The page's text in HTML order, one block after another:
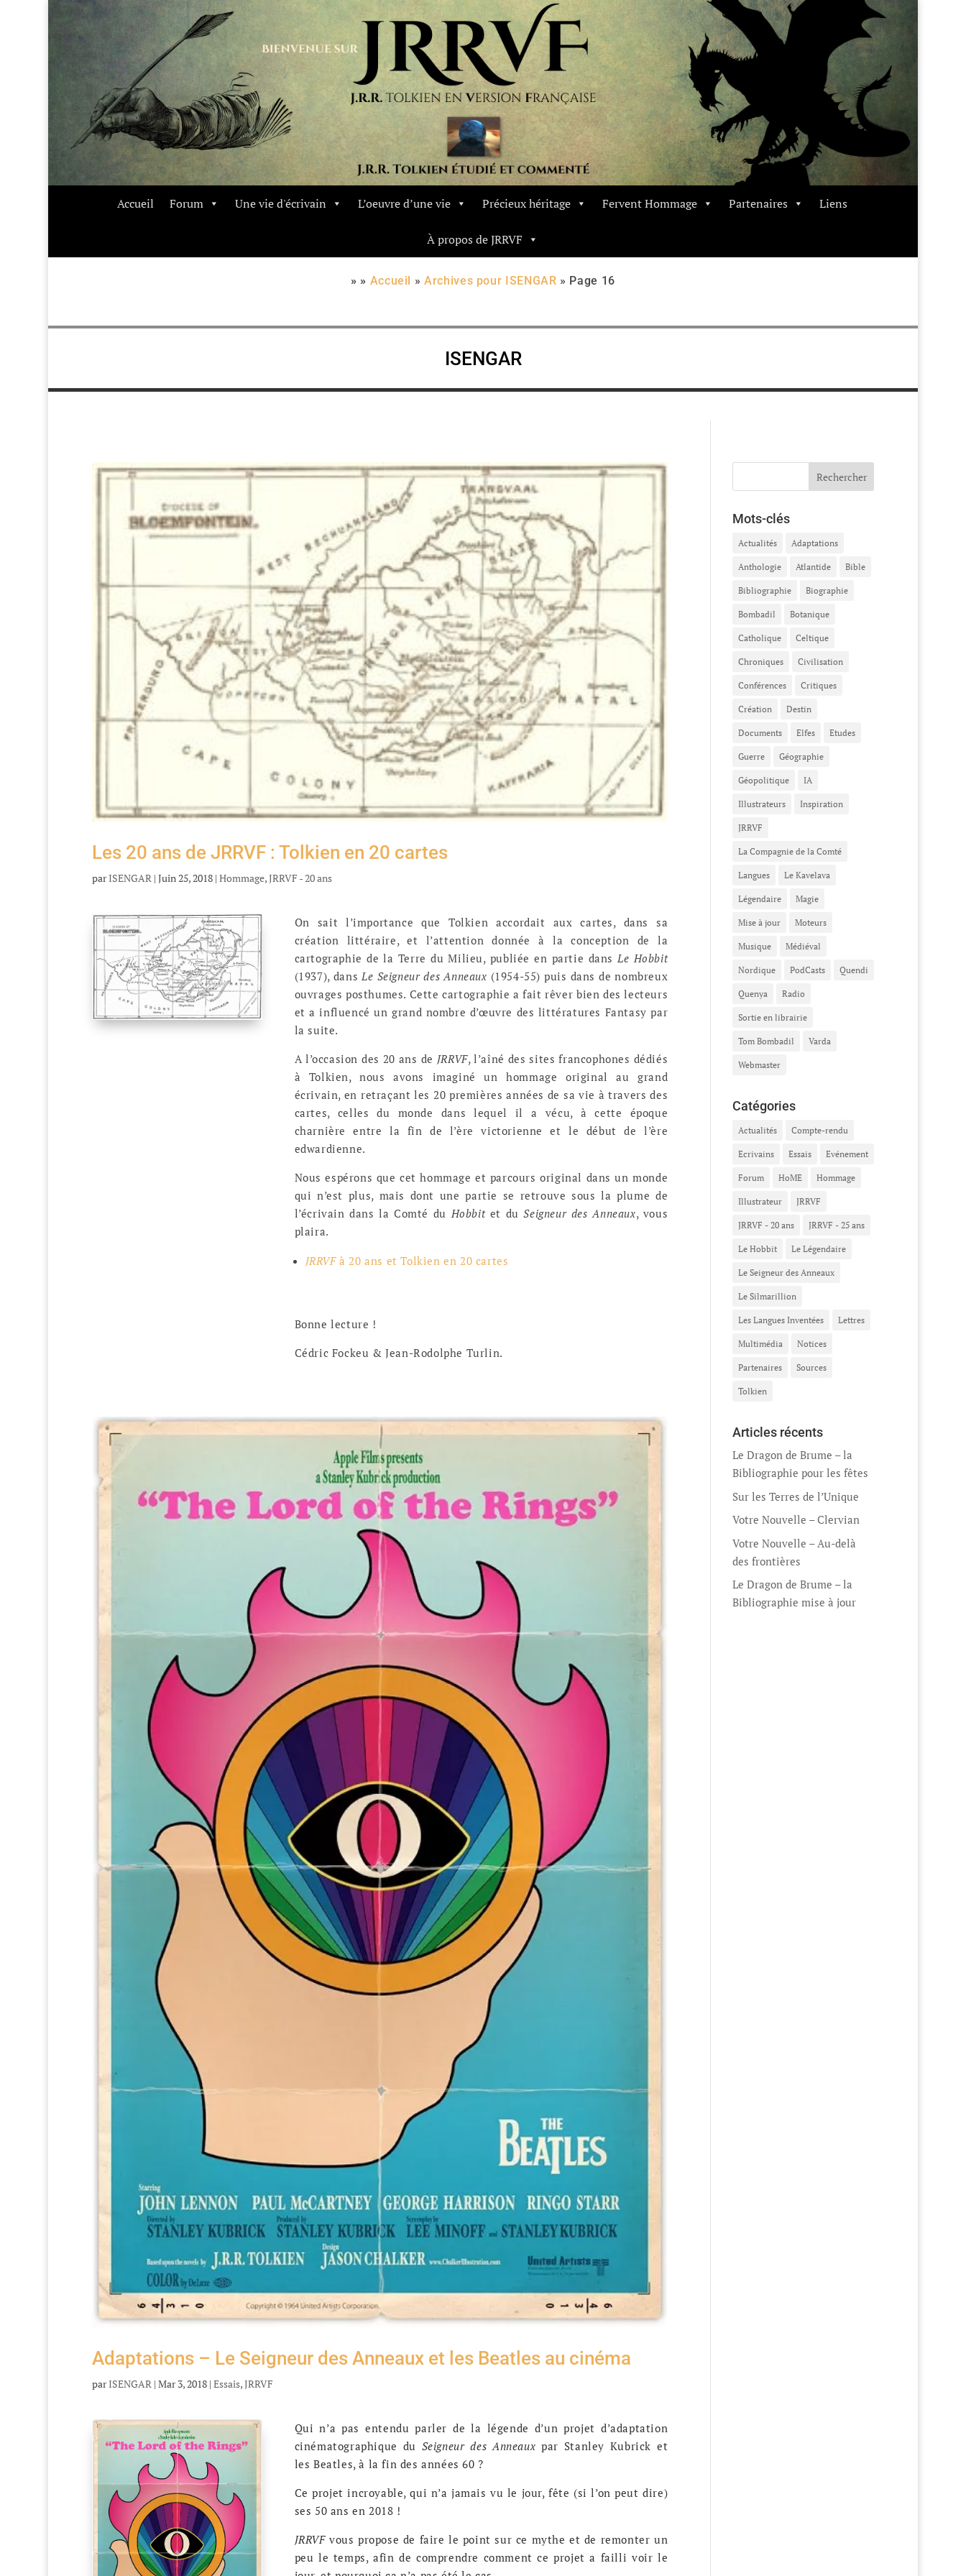
Accueil Forum Une vie d'écrivain L’oeuvre d’une vie Précieux héritage Fervent Hommage Partenaires Liens
À propos de JRRVF
» » Accueil »Archives pour ISENGAR » Page 16
ISENGAR
Les 20 ans de JRRVF : Tolkien en 20 cartes
parISENGAR| Juin 25, 2018| Hommage,JRRVF - 20 ans
On sait l’importance que Tolkien accordait aux cartes, dans sa
création littéraire, et l’attention donnée à la conception de la
cartographie de la Terre du Milieu, publiée en partie dans Le Hobbit
(1937), dans Le Seigneur des Anneaux (1954-55) puis dans de nombreux
ouvrages posthumes. Cette cartographie a fait rêver bien des lecteurs
et a influencé un grand nombre d’œuvre des littératures Fantasy par
la suite.
A l’occasion des 20 ans de JRRVF, l’aîné des sites francophones dédiés
à Tolkien, nous avons imaginé un hommage original au grand
écrivain, en retraçant les 20 premières années de sa vie à travers des
cartes, celles du monde dans lequel il a vécu, à cette époque
charnière entre la fin de l’ère victorienne et le début de l’ère
edwardienne.
Nous espérons que cet hommage et parcours original dans un monde
qui n’est plus, mais dont une partie se retrouve sous la plume de
l’écrivain dans la Comté du Hobbitet duSeigneur des Anneaux, vous
plaira.
JRRVFà 20 ans et Tolkien en 20 cartes
Bonne lecture !
Cédric Fockeu & Jean-Rodolphe Turlin.
Adaptations – Le Seigneur des Anneaux et les Beatles au cinéma
parISENGAR| Mar 3, 2018| Essais,JRRVF
Qui n’a pas entendu parler de la légende d’un projet d’adaptation
cinématographique du Seigneur des Anneaux par Stanley Kubrick et
les Beatles, à la fin des années 60 ?
Ce projet incroyable, qui n’a jamais vu le jour, fête (si l’on peut dire)
ses 50 ans en 2018 !
JRRVFvous propose de faire le point sur ce mythe et de remonter un
peu le temps, afin de comprendre comment ce projet a failli voir le
Mots-clés
Actualités Adaptations
Anthologie Atlantide Bible
Bibliographie Biographie
Bombadil Botanique
Catholique Celtique
Chroniques Civilisation
Conférences Critiques
Création Destin
Documents Elfes Etudes
Guerre Géographie
Géopolitique IA
Illustrateurs Inspiration
JRRVF
La Compagnie de la Comté
Langues Le Kavelava
Légendaire Magie
Mise à jour Moteurs
Musique Médiéval
Nordique PodCasts Quendi
Quenya Radio
Sortie en librairie
Tom Bombadil Varda
Webmaster
Catégories
Actualités Compte-rendu
Ecrivains Essais Evénement
Forum HoME Hommage
Illustrateur JRRVF
JRRVF - 20 ans JRRVF - 25 ans
Le Hobbit Le Légendaire
Le Seigneur des Anneaux
Le Silmarillion
Les Langues Inventées Lettres
Multimédia Notices
Partenaires Sources
Tolkien
Articles récents
Le Dragon de Brume – la
Bibliographie pour les fêtes
Sur les Terres de l’Unique
Votre Nouvelle – Clervian
Votre Nouvelle – Au-delà
des frontières
Le Dragon de Brume – la
Bibliographie mise à jour